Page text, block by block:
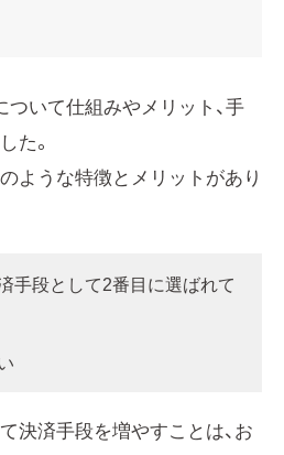
ついて仕組みやメリット、手
た。
ような特徴とメリットがあり
手段として2番目に選ばれて
決済手段を増やすことは、お